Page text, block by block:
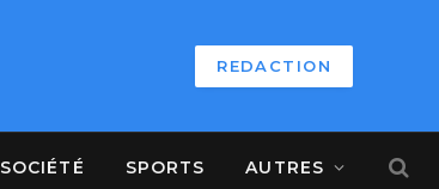
REDACTION
SOCIÉTÉ SPORTS AUTRES